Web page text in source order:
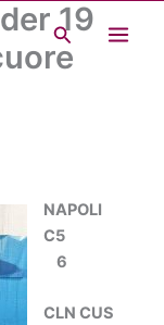
Cerca
19
NAPOLI
C5
6
CLN CUS